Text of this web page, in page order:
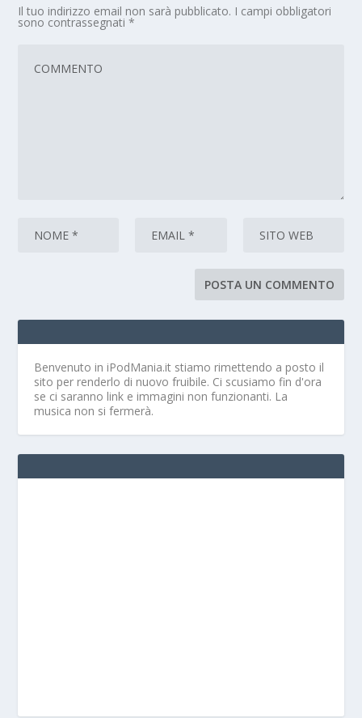
Il tuo indirizzo email non sarà pubblicato. I campi obbligatori
sono contrassegnati*
Benvenuto in iPodMania.it stiamo rimettendo a posto il
sito per renderlo di nuovo fruibile. Ci scusiamo fin d'ora
se ci saranno link e immagini non funzionanti. La
musica non si fermerà.